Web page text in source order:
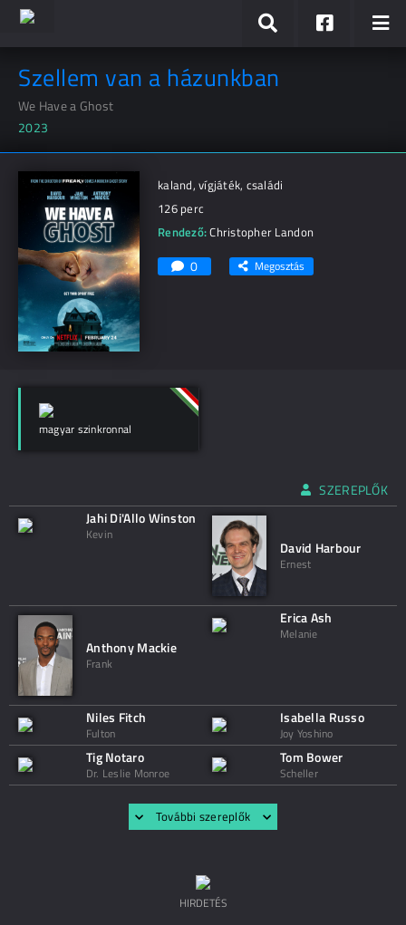
Szellem van a házunkban
We Have a Ghost
2023
kaland, vígjáték, családi
126 perc
Rendező:Christopher Landon
0 Megosztás
magyar szinkronnal
SZEREPLŐK
Jahi Di'Allo Winston
Kevin
David Harbour
Ernest
Anthony Mackie
Frank
Erica Ash
Melanie
Niles Fitch
Fulton
Isabella Russo
Joy Yoshino
Tig Notaro
Dr. Leslie Monroe
Tom Bower
Scheller
További szereplők
HIRDETÉS